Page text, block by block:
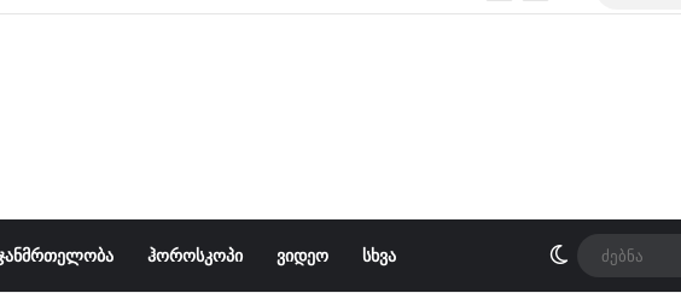
ჰოროსკოპი ვიდეო სხვა Switch skin